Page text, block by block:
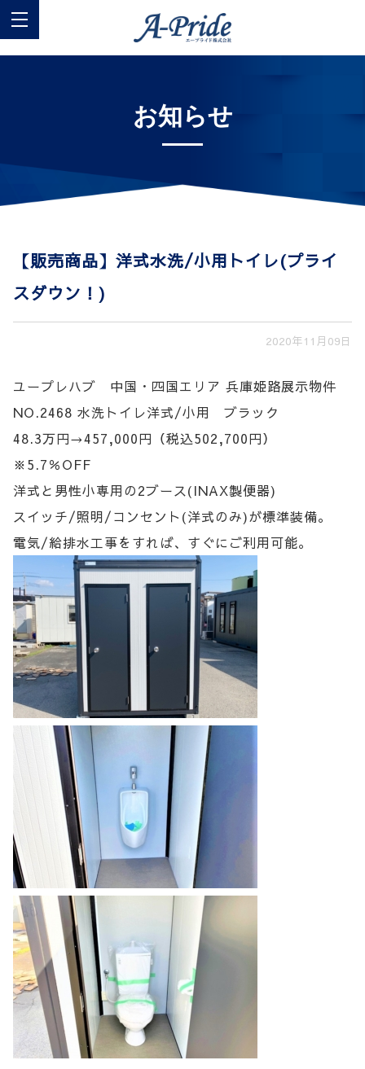
お知らせ
【販売商品】洋式水洗/小用トイレ(プライ
スダウン！)
2020年11月09日
ユープレハブ 中国・四国エリア 兵庫姫路展示物件
NO.2468 水洗トイレ洋式/小用 ブラック
48.3万円→457,000円（税込502,700円）
※5.7％OFF
洋式と男性小専用の2ブース(INAX製便器)
スイッチ/照明/コンセント(洋式のみ)が標準装備。
電気/給排水工事をすれば、すぐにご利用可能。